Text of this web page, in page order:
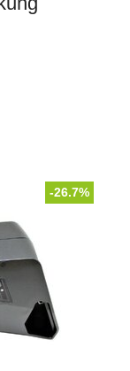
-26.7%